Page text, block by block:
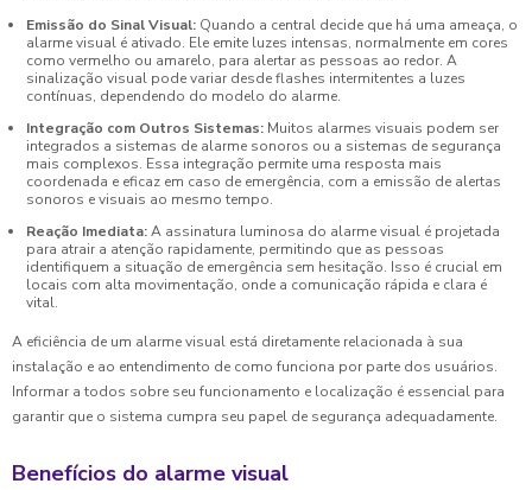
Emissão do Sinal Visual: Quando a central decide que há uma ameaça, o
alarme visual é ativado. Ele emite luzes intensas, normalmente em cores
como vermelho ou amarelo, para alertar as pessoas ao redor. A
sinalização visual pode variar desde flashes intermitentes a luzes
contínuas, dependendo do modelo do alarme.
Integração com Outros Sistemas: Muitos alarmes visuais podem ser
integrados a sistemas de alarme sonoros ou a sistemas de segurança
mais complexos. Essa integração permite uma resposta mais
coordenada e eficaz em caso de emergência, com a emissão de alertas
sonoros e visuais ao mesmo tempo.
Reação Imediata:A assinatura luminosa do alarme visual é projetada
para atrair a atenção rapidamente, permitindo que as pessoas
identifiquem a situação de emergência sem hesitação. Isso é crucial em
locais com alta movimentação, onde a comunicação rápida e clara é
vital.
A eficiência de um alarme visual está diretamente relacionada à sua
instalação e ao entendimento de como funciona por parte dos usuários.
Informar a todos sobre seu funcionamento e localização é essencial para
garantir que o sistema cumpra seu papel de segurança adequadamente.
Benefícios do alarme visual